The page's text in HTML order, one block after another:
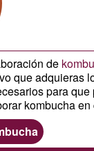
de
que adquieras
para que
kombucha en